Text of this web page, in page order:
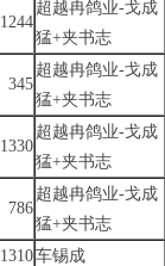
1244
超越冉鸽业-戈成
猛+夹书志
345
超越冉鸽业-戈成
猛+夹书志
1330
超越冉鸽业-戈成
猛+夹书志
786
超越冉鸽业-戈成
猛+夹书志
1310车锡成